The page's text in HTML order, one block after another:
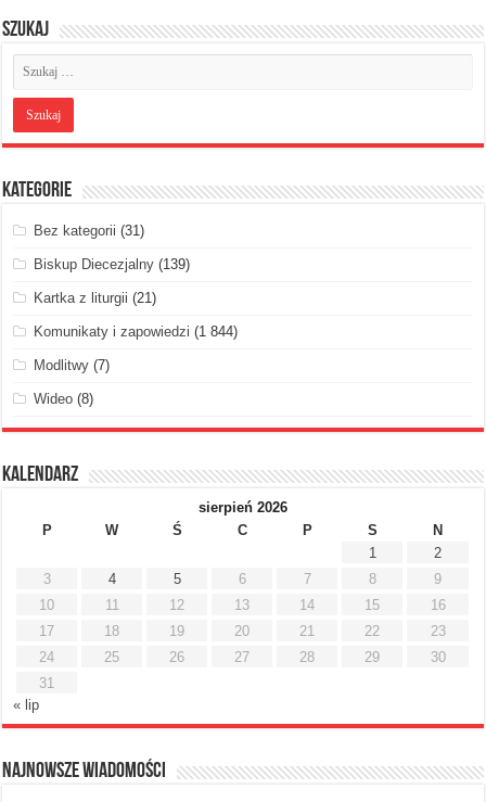
Szukaj
Kategorie
Bez kategorii (31)
Biskup Diecezjalny (139)
Kartka z liturgii (21)
Komunikaty i zapowiedzi (1 844)
Modlitwy (7)
Wideo (8)
Kalendarz
sierpień 2026
P
W Ś C P S
N
1
2
3
4 5 6 7 8
9
10
11 12 13 14 15
16
17
18 19 20 21 22
23
24
25 26 27 28 29
30
31
« lip
Najnowsze Wiadomości